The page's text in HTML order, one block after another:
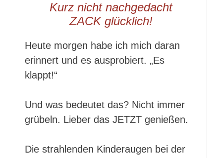
Kurz nicht nachgedacht
ZACK glücklich!
Heute morgen habe ich mich daran
erinnert und es ausprobiert. „Es
klappt!“
Und was bedeutet das? Nicht immer
grübeln. Lieber das JETZT genießen.
Die strahlenden Kinderaugen bei der